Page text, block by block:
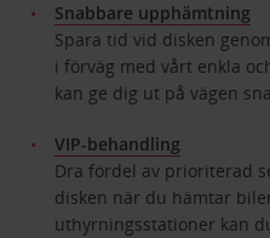
Snabbare upphämtning
Spara tid vid disken
i förväg med vårt enkla
kan ge dig ut på vägen
VIP-behandling
Dra fördel av prioriterad
disken när du hämtar
uthyrningsstationer kan